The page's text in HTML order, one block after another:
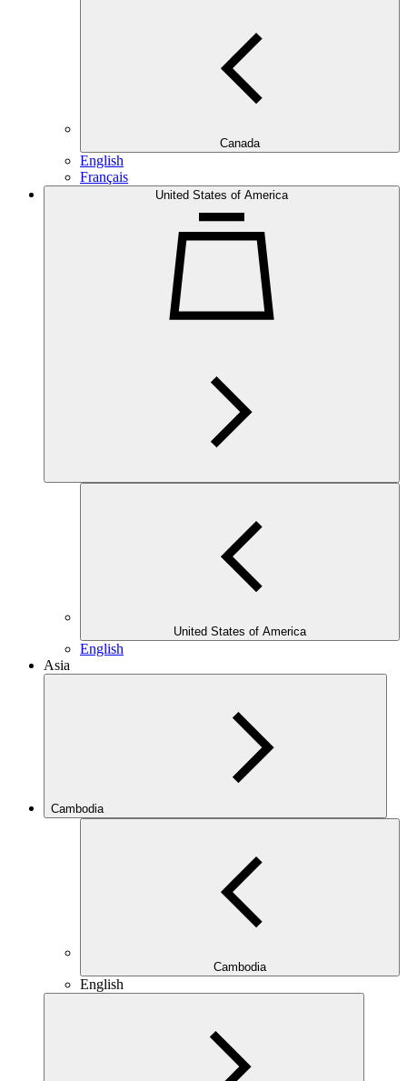
Canada
English
Français
United States of America
United States of America
English
Asia
Cambodia
Cambodia
English